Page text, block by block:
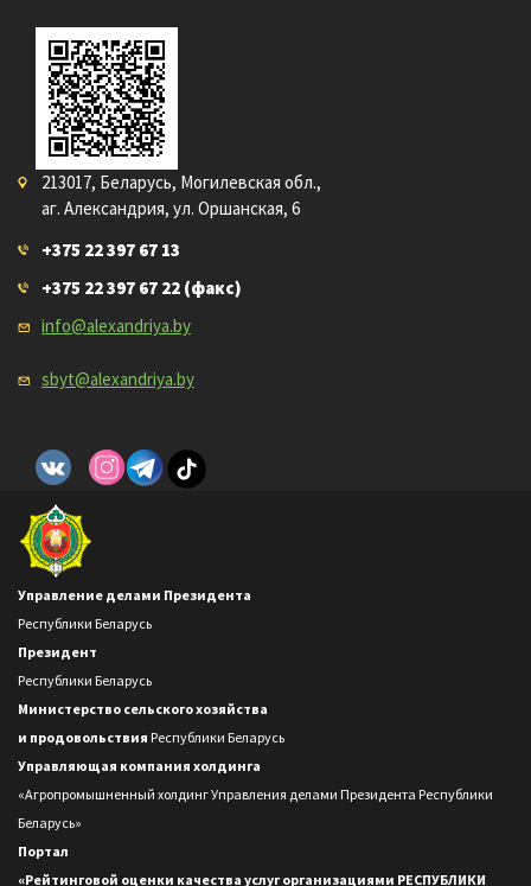
213017, Беларусь, Могилевская обл.,
аг. Александрия, ул. Оршанская, 6
+375 22 397 67 13
+375 22 397 67 22 (факс)
info@alexandriya.by
sbyt@alexandriya.by
Управление делами Президента
Республики Беларусь
Президент
Республики Беларусь
Министерство сельского хозяйства
и продовольствия Республики Беларусь
Управляющая компания холдинга
«Агропромышненный холдинг Управления делами Президента Республики
Беларусь»
Портал
«Рейтинговой оценки качества услуг организациями РЕСПУБЛИКИ